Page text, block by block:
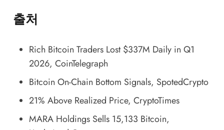
출처
Rich Bitcoin Traders Lost $337M Daily in Q1
2026, CoinTelegraph
Bitcoin On-Chain Bottom Signals, SpotedCrypto
21% Above Realized Price, CryptoTimes
MARA Holdings Sells 15,133 Bitcoin,